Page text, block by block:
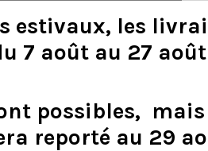
estivaux, les
7 août au 27 août
possibles, mais
reporté au 29